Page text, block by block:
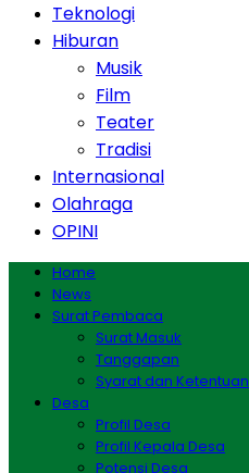
Teknologi
Hiburan
Musik
Film
Teater
Tradisi
Internasional
Olahraga
OPINI
Home
News
Surat Pembaca
Surat Masuk
Tanggapan
Syarat dan Ketentuan
Desa
Profil Desa
Profil Kepala Desa
Potensi Desa